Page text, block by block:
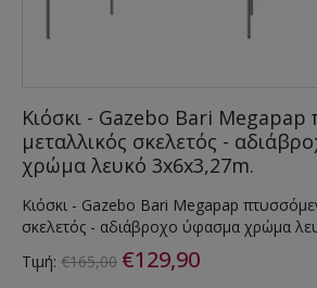
Κιόσκι - Gazebo Bari Megapap
μεταλλικός σκελετός -
χρώμα λευκό 3x6x3,27m.
Κιόσκι - Gazebo Bari Megapap
σκελετός - αδιάβροχο ύφασμα χρώμα
Τιμή: €165,00 €129,90